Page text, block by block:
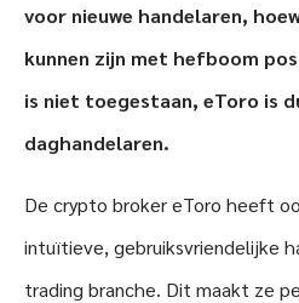
voor nieuwe handelaren,
kunnen zijn met hefboom
is niet toegestaan, eToro is
daghandelaren.
De crypto broker eToro heeft
intuïtieve, gebruiksvriendelijke
trading branche. Dit maakt ze